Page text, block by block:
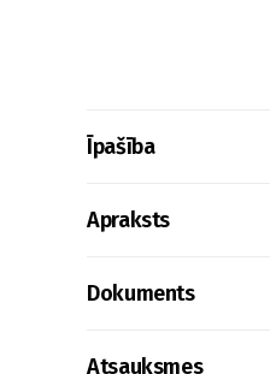
Īpašība
Apraksts
Dokuments
Atsauksmes